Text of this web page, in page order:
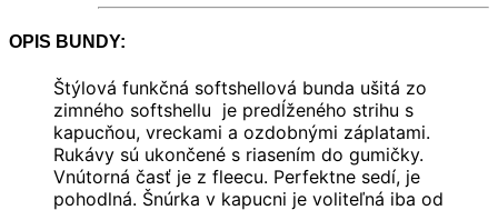
OPIS BUNDY:
Štýlová funkčná softshellová bunda ušitá zo
zimného softshellu je predĺženého strihu s
kapucňou, vreckami a ozdobnými záplatami.
Rukávy sú ukončené s riasením do gumičky.
Vnútorná časť je z fleecu. Perfektne sedí, je
pohodlná. Šnúrka v kapucni je voliteľná iba od